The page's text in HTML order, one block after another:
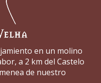
en un molino
a 2 km del Castelo
de nuestro